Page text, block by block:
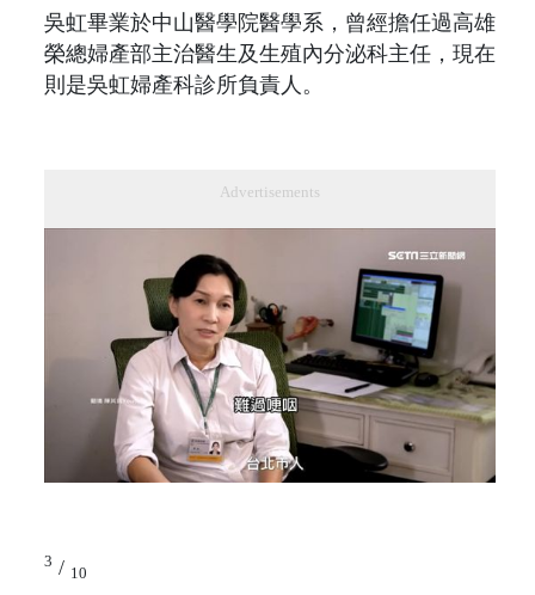
吳虹畢業於中山醫學院醫學系，曾經擔任過高雄
榮總婦產部主治醫生及生殖內分泌科主任，現在
則是吳虹婦產科診所負責人。
Advertisements
3 / 10